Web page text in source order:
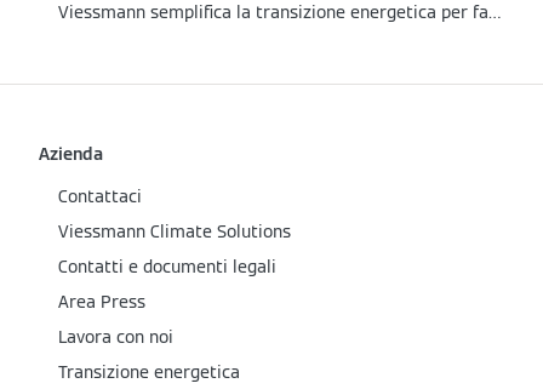
Viessmann semplifica la transizione energetica per famiglie e installatori
Azienda
Contattaci
Viessmann Climate Solutions
Contatti e documenti legali
Area Press
Lavora con noi
Transizione energetica